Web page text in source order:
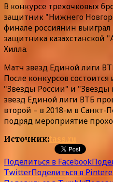
В конкурсе трехочковых
защитник "Нижнего
финале россиянин выиграл
защитника казахстанской
Хилла.
Матч звезд Единой лиги
После конкурсов
"Звезды России" и
звезд Единой лиги ВТБ
второй – в 2018-м в Санкт-
подряд мероприятие
Источник:tass.ru
Поделиться в Facebook
TwitterПоделиться в